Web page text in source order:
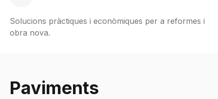
Solucions pràctiques i econòmiques per a reformes i
obra nova.
Paviments